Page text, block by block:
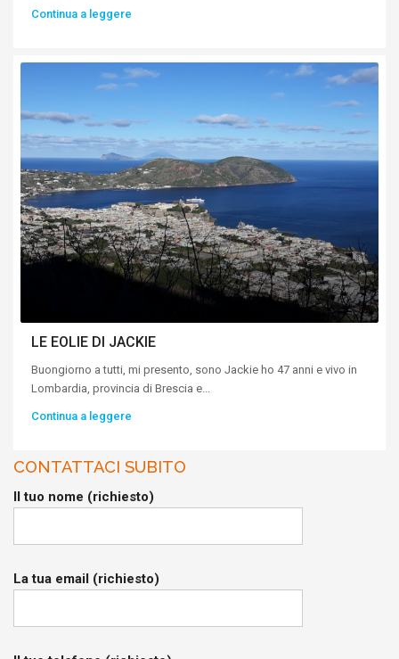
Continua a leggere
LE EOLIE DI JACKIE
Buongiorno a tutti, mi presento, sono Jackie ho 47 anni e vivo in
Lombardia, provincia di Brescia e...
Continua a leggere
CONTATTACI SUBITO
Il tuo nome (richiesto)
La tua email (richiesto)